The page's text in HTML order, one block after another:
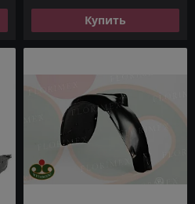
Купить